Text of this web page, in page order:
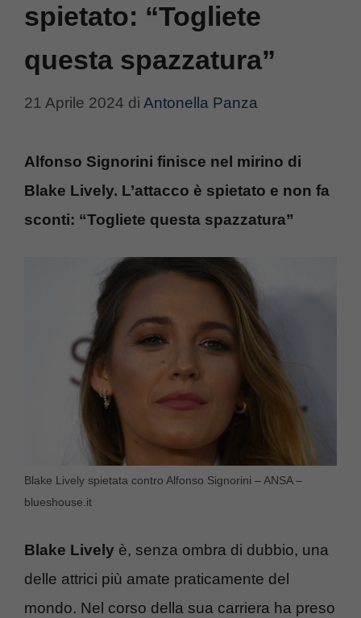
spietato: “Togliete
questa spazzatura”
21 Aprile 2024 di Antonella Panza
Alfonso Signorini finisce nel mirino di
Blake Lively. L’attacco è spietato e non fa
sconti: “Togliete questa spazzatura”
Blake Lively spietata contro Alfonso Signorini – ANSA –
blueshouse.it
Blake Lively è, senza ombra di dubbio, una
delle attrici più amate praticamente del
mondo. Nel corso della sua carriera ha preso